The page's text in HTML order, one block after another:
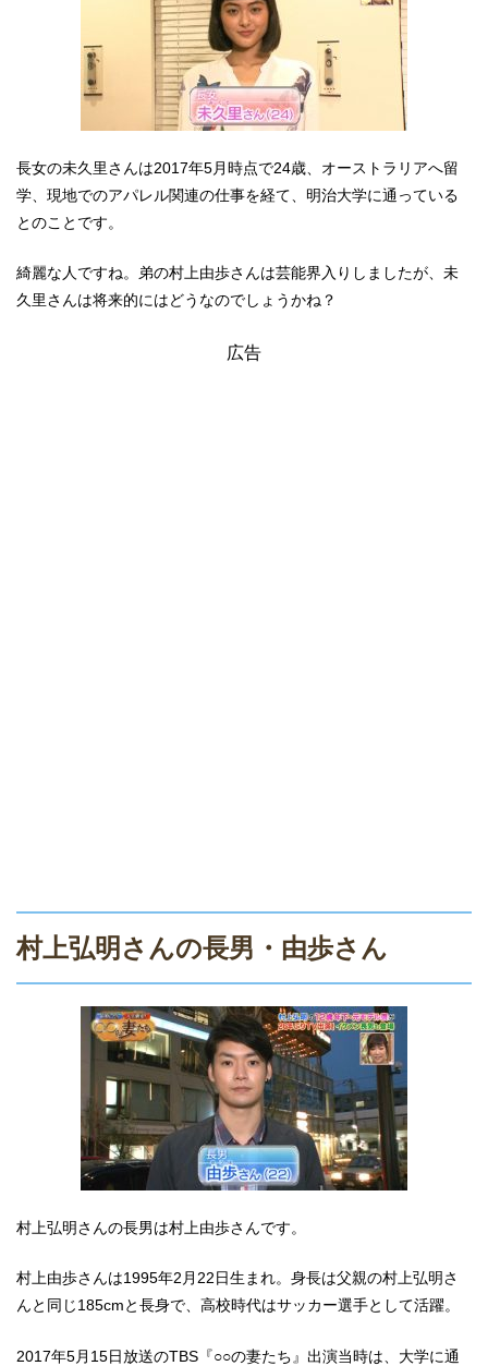
長女の未久里さんは2017年5月時点で24歳、オーストラリアへ留
学、現地でのアパレル関連の仕事を経て、明治大学に通っている
とのことです。
綺麗な人ですね。弟の村上由歩さんは芸能界入りしましたが、未
久里さんは将来的にはどうなのでしょうかね？
広告
村上弘明さんの長男・由歩さん
村上弘明さんの長男は村上由歩さんです。
村上由歩さんは1995年2月22日生まれ。身長は父親の村上弘明さ
んと同じ185cmと長身で、高校時代はサッカー選手として活躍。
2017年5月15日放送のTBS『○○の妻たち』出演当時は、大学に通